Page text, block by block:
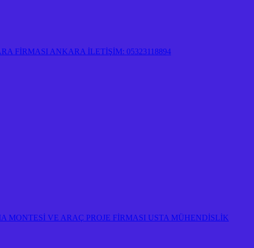
FİRMASI ANKARA İLETİŞİM: 05323118894
VE ARAÇ PROJE FİRMASI USTA MÜHENDİSLİK